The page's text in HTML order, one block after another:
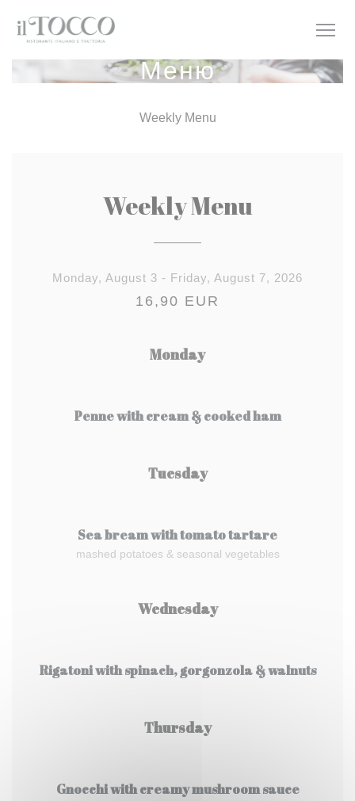
Меню
Weekly Menu
Weekly Menu
Monday, August 3 - Friday, August 7, 2026
16,90 EUR
Monday
Penne with cream & cooked ham
Tuesday
Sea bream with tomato tartare
mashed potatoes & seasonal vegetables
Wednesday
Rigatoni with spinach, gorgonzola & walnuts
Thursday
Gnocchi with creamy mushroom sauce